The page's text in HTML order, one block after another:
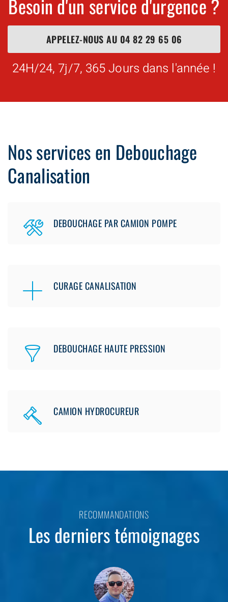
Besoin d'un service d'urgence ?
APPELEZ-NOUS AU 04 82 29 65 06
24H/24, 7j/7, 365 Jours dans l'année !
Nos services en Debouchage
Canalisation
DEBOUCHAGE PAR CAMION POMPE
CURAGE CANALISATION
DEBOUCHAGE HAUTE PRESSION
CAMION HYDROCUREUR
RECOMMANDATIONS
Les derniers témoignages